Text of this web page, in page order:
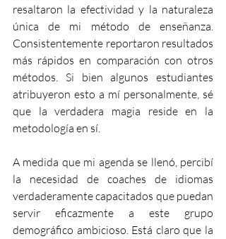
resaltaron la efectividad y la naturaleza
única de mi método de enseñanza.
Consistentemente reportaron resultados
más rápidos en comparación con otros
métodos. Si bien algunos estudiantes
atribuyeron esto a mí personalmente, sé
que la verdadera magia reside en la
metodología en sí.
A medida que mi agenda se llenó, percibí
la necesidad de coaches de idiomas
verdaderamente capacitados que puedan
servir eficazmente a este grupo
demográfico ambicioso. Está claro que la